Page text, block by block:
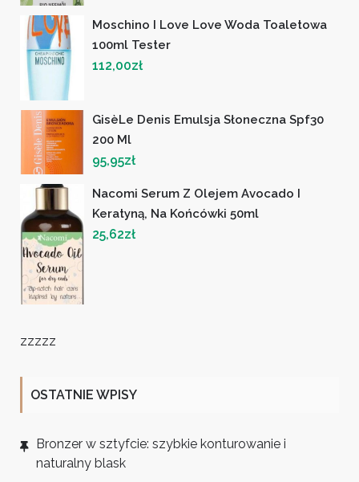
Moschino I Love Love Woda Toaletowa
100ml Tester
112,00zł
GisèLe Denis Emulsja Słoneczna Spf30
200 Ml
95,95zł
Nacomi Serum Z Olejem Avocado I
Keratyną, Na Końcówki 50ml
25,62zł
zzzzz
OSTATNIE WPISY
Bronzer w sztyfcie: szybkie konturowanie i
naturalny blask